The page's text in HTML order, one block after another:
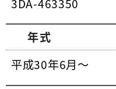
3DA-463350
年式
平成30年6月～